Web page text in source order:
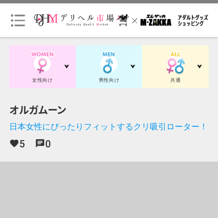
会
員
ロ
イ
会
録
女性向け 男性向け 共通
オルガムーン
日本女性にぴったりフィットするクリ吸引ローター！
favorite5 chat0